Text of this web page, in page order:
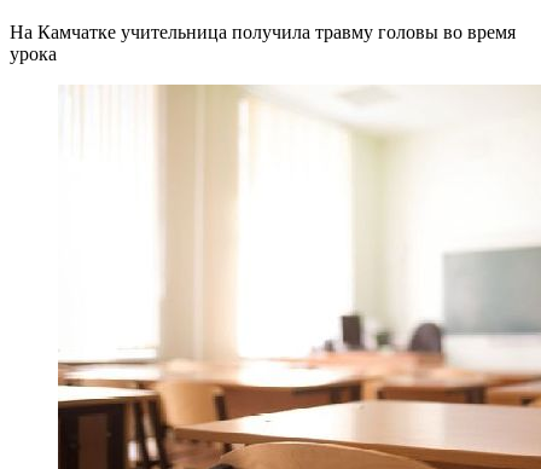
На Камчатке учительница получила травму головы во время
урока